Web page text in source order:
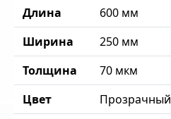
Длина
600 мм
Ширина
250 мм
Толщина
70 мкм
Цвет
Прозрачный